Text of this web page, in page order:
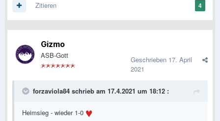
4
Zitieren
Gizmo
ASB-Gott Geschrieben 17. April
2021
forzaviola84 schrieb am 17.4.2021 um 18:12 :
Heimsieg - wieder 1-0